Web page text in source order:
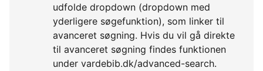
udfolde dropdown (dropdown med
yderligere søgefunktion), som linker til
avanceret søgning. Hvis du vil gå direkte
til avanceret søgning findes funktionen
under vardebib.dk/advanced-search.